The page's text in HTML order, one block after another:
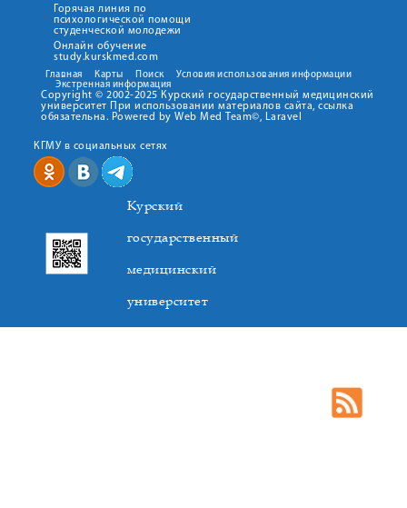
Горячая линия по
психологической помощи
студенческой молодежи
Онлайн обучение
study.kurskmed.com
Главная Карты Поиск
Условия использования информации
Экстренная информация
Copyright © 2002-2025 Курский государственный медицинский
университет При использовании материалов сайта, ссылка
обязательна. Powered by Web Med Team©, Laravel
КГМУ в социальных сетях
Курский
государственный
медицинский
университет